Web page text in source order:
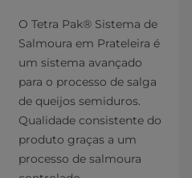
O Tetra Pak® Sistema de
Salmoura em Prateleira é
um sistema avançado
para o processo de salga
de queijos semiduros.
Qualidade consistente do
produto graças a um
processo de salmoura